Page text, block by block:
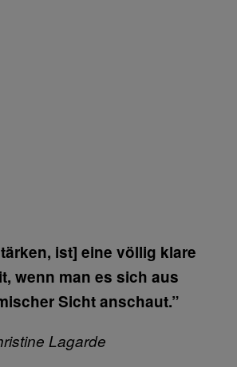
ist] eine völlig klare
wenn man es sich aus
Sicht anschaut.”
Lagarde